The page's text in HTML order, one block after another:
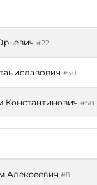
#22
#30
Константинович #58
Алексеевич #8